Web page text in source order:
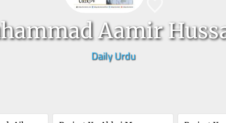
Aamir
Daily Urdu